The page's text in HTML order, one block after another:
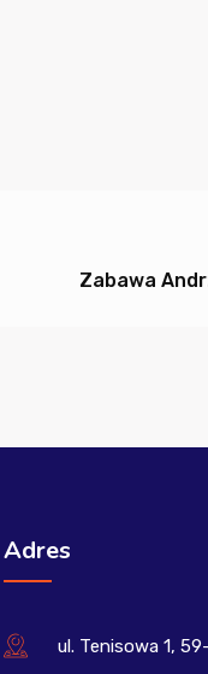
Zabawa
Adres
ul. Tenisowa 1,